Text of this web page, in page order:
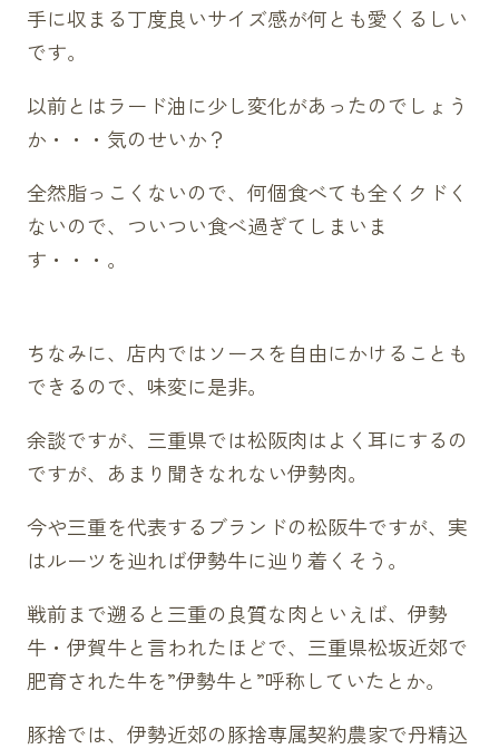
手に収まる丁度良いサイズ感が何とも愛くるしい
です。
以前とはラード油に少し変化があったのでしょう
か・・・気のせいか？
全然脂っこくないので、何個食べても全くクドく
ないので、ついつい食べ過ぎてしまいま
す・・・。
ちなみに、店内ではソースを自由にかけることも
できるので、味変に是非。
余談ですが、三重県では松阪肉はよく耳にするの
ですが、あまり聞きなれない伊勢肉。
今や三重を代表するブランドの松阪牛ですが、実
はルーツを辿れば伊勢牛に辿り着くそう。
戦前まで遡ると三重の良質な肉といえば、伊勢
牛・伊賀牛と言われたほどで、三重県松坂近郊で
肥育された牛を”伊勢牛と”呼称していたとか。
豚捨では、伊勢近郊の豚捨専属契約農家で丹精込